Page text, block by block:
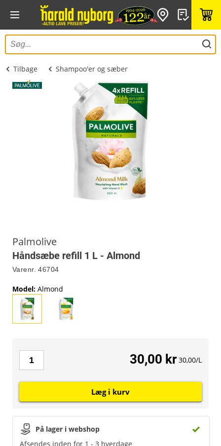
Tilbage Shampoo'er og sæber
Palmolive
Håndsæbe refill 1 L - Almond
Varenr. 46704
Model: Almond
På lager i webshop
Afsendes inden for 1 - 3 hverdage
30,00 kr 30,00/L
Læg i kurv